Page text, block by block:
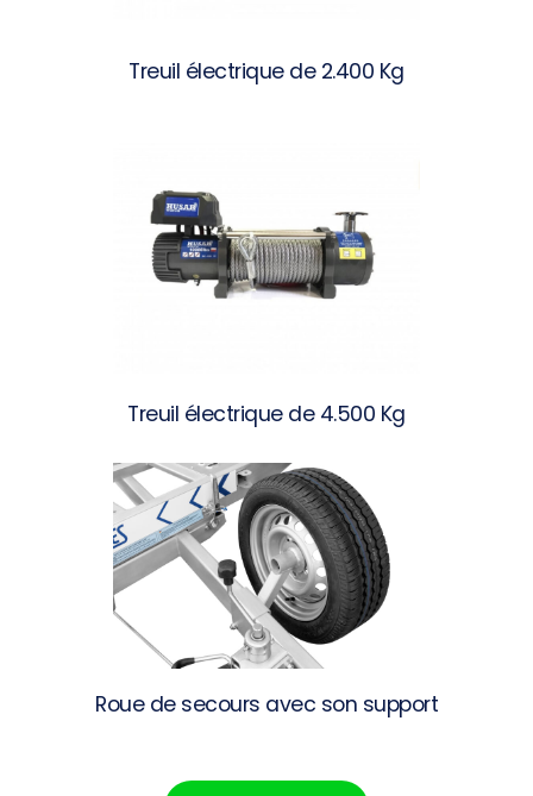
Treuil électrique de 2.400 Kg
Treuil électrique de 4.500 Kg
Roue de secours avec son support